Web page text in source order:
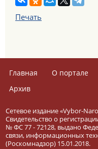
Печать
Главная О портале
Архив
Сетевое издание «Vybor-
Свидетельство о
№ ФС 77 - 72128, выдано
связи, информационных
(Роскомнадзор) 15.01.2018.